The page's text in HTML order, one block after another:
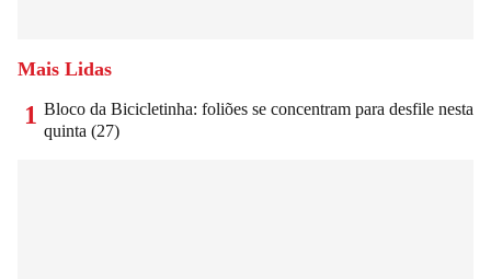
Mais Lidas
1 Bloco da Bicicletinha: foliões se concentram para desfile nesta
quinta (27)